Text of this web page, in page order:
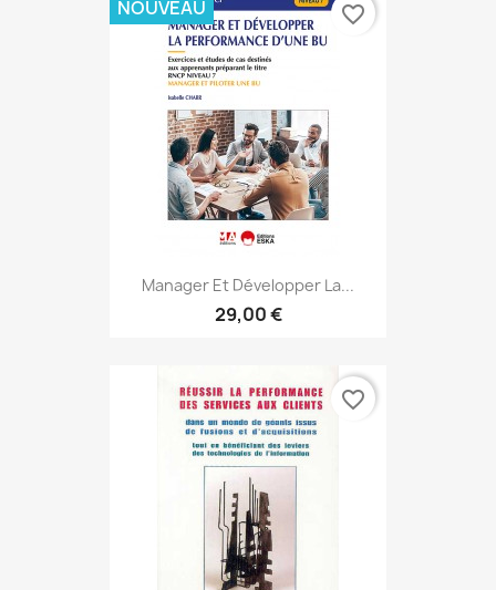
Manager Et Développer La...
29,00 €
NOUVEAU favorite_border
favorite_border